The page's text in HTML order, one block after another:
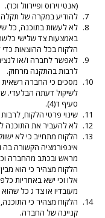
(אנטי וירוס ופיירוול וכו').
להודיע במקרה של
לא לעשות בתוכנה, כל
באמצעות צד שלישי
הלקוח בכל ההוצאות
לאפשר לחברה ו/או
לרבות בהתקנה מרחוק.
מסכים כי החברה רשאית
לשיקול דעתה הבלעדי.
סעיף ד(4).
שינוי פרטי הלקוח,
לא להעביר את התוכנה
הלקוח מתחייב כי לא
אינפורמציה הקשורה
מראש ובכתב מהחברה
הלקוח מצהיר כי הוא
אלו וכי ישא באחריות
מעובדיו או צד ג כל
הלקוח מצהיר כי
קניינה של החברה.